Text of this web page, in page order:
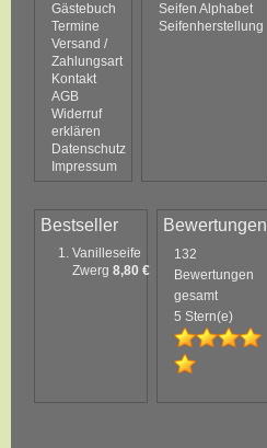
Gästebuch
Termine
Versand /
Zahlungsart
Kontakt
AGB
Widerruf
erklären
Datenschutz
Impressum
Seifen Alphabet
Seifenherstellung
Bestseller
Vanilleseife
Zwerg8,80 €
Bewertungen
132
Bewertungen
gesamt
5 Stern(e)